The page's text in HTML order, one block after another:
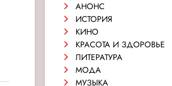
АНОНС
ИСТОРИЯ
КИНО
КРАСОТА И ЗДОРОВЬЕ
ЛИТЕРАТУРА
МОДА
МУЗЫКА